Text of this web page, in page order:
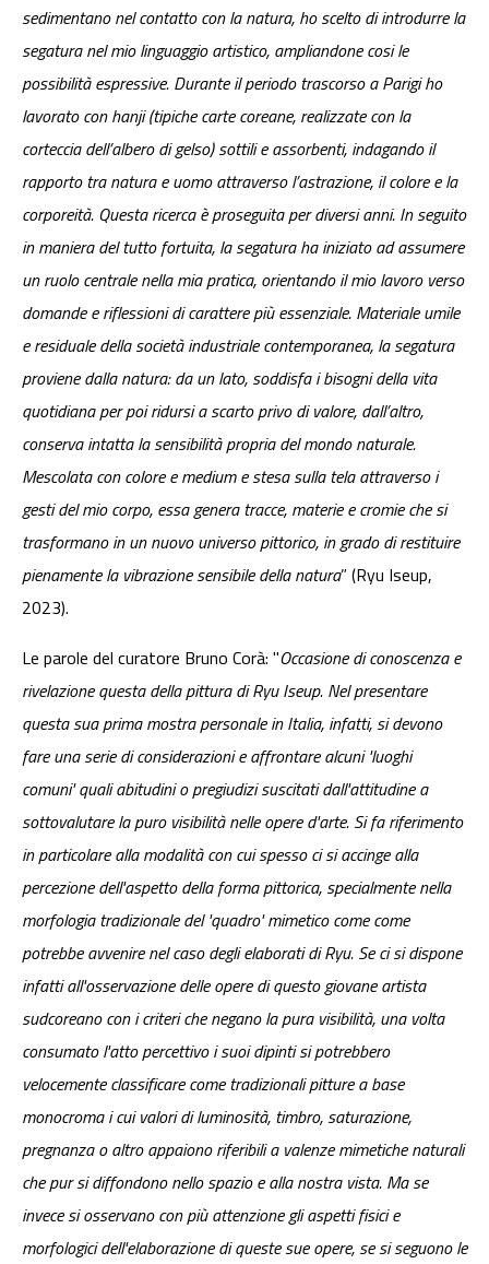
sedimentano nel contatto con la natura, ho scelto di introdurre la
segatura nel mio linguaggio artistico, ampliandone cosi le
possibilità espressive. Durante il periodo trascorso a Parigi ho
lavorato con hanji (tipiche carte coreane, realizzate con la
corteccia dell’albero di gelso) sottili e assorbenti, indagando il
rapporto tra natura e uomo attraverso l’astrazione, il colore e la
corporeità. Questa ricerca è proseguita per diversi anni. In seguito
in maniera del tutto fortuita, la segatura ha iniziato ad assumere
un ruolo centrale nella mia pratica, orientando il mio lavoro verso
domande e riflessioni di carattere più essenziale. Materiale umile
e residuale della società industriale contemporanea, la segatura
proviene dalla natura: da un lato, soddisfa i bisogni della vita
quotidiana per poi ridursi a scarto privo di valore, dall’altro,
conserva intatta la sensibilità propria del mondo naturale.
Mescolata con colore e medium e stesa sulla tela attraverso i
gesti del mio corpo, essa genera tracce, materie e cromie che si
trasformano in un nuovo universo pittorico, in grado di restituire
pienamente la vibrazione sensibile della natura” (Ryu Iseup,
2023).
Le parole del curatore Bruno Corà: "Occasione di conoscenza e
rivelazione questa della pittura di Ryu Iseup. Nel presentare
questa sua prima mostra personale in Italia, infatti, si devono
fare una serie di considerazioni e affrontare alcuni 'luoghi
comuni' quali abitudini o pregiudizi suscitati dall'attitudine a
sottovalutare la puro visibilità nelle opere d'arte. Si fa riferimento
in particolare alla modalità con cui spesso ci si accinge alla
percezione dell'aspetto della forma pittorica, specialmente nella
morfologia tradizionale del 'quadro' mimetico come come
potrebbe avvenire nel caso degli elaborati di Ryu. Se ci si dispone
infatti all'osservazione delle opere di questo giovane artista
sudcoreano con i criteri che negano la pura visibilità, una volta
consumato l'atto percettivo i suoi dipinti si potrebbero
velocemente classificare come tradizionali pitture a base
monocroma i cui valori di luminosità, timbro, saturazione,
pregnanza o altro appaiono riferibili a valenze mimetiche naturali
che pur si diffondono nello spazio e alla nostra vista. Ma se
invece si osservano con più attenzione gli aspetti fisici e
morfologici dell'elaborazione di queste sue opere, se si seguono le